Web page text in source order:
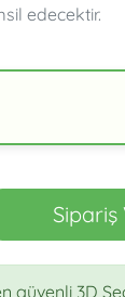
edecektir.
Sipariş
güvenli 3D